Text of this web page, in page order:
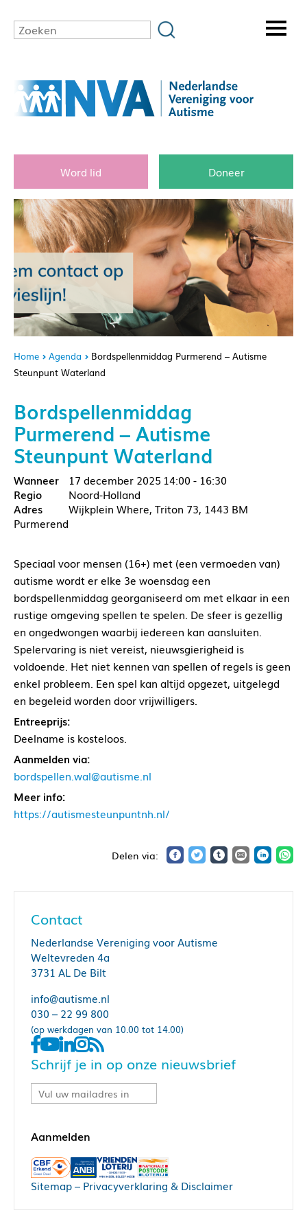
Word lid Doneer
Home Agenda
Bordspellenmiddag Purmerend – Autisme
Steunpunt Waterland
Bordspellenmiddag
Purmerend – Autisme
Steunpunt Waterland
17 december 2025 14:00 - 16:30
Noord-Holland
Wijkplein Where, Triton 73, 1443 BM
Purmerend
Speciaal voor mensen (16+) met (een vermoeden van)
autisme wordt er elke 3e woensdag een
bordspellenmiddag georganiseerd om met elkaar in een
rustige omgeving spellen te spelen. De sfeer is gezellig
en ongedwongen waarbij iedereen kan aansluiten.
Spelervaring is niet vereist, nieuwsgierigheid is
voldoende. Het niet kennen van spellen of regels is geen
enkel probleem. Een spel kan altijd opgezet, uitgelegd
en begeleid worden door vrijwilligers.
Entreeprijs:
Deelname is kosteloos.
Aanmelden via:
bordspellen.wal@autisme.nl
Meer info:
https://autismesteunpuntnh.nl/
Contact
Nederlandse Vereniging voor Autisme
Weltevreden 4a
3731 AL De Bilt
info@autisme.nl
030 – 22 99 800
(op werkdagen van 10.00 tot 14.00)
Schrijf je in op onze nieuwsbrief
Sitemap– Privacyverklaring & Disclaimer